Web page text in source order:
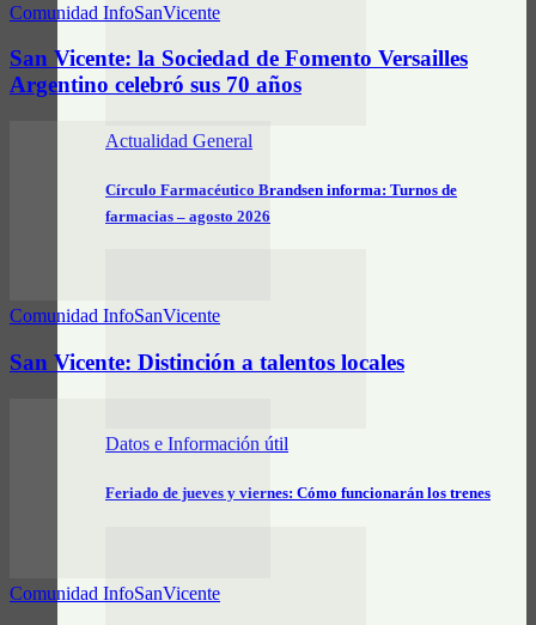
Actualidad General
Círculo Farmacéutico Brandsen informa: Turnos de
farmacias – agosto 2026
Datos e Información útil
Feriado de jueves y viernes: Cómo funcionarán los trenes
Comunidad InfoSanVicente
San Vicente: la Sociedad de Fomento Versailles
Argentino celebró sus 70 años
Comunidad InfoSanVicente
San Vicente: Distinción a talentos locales
Comunidad InfoSanVicente